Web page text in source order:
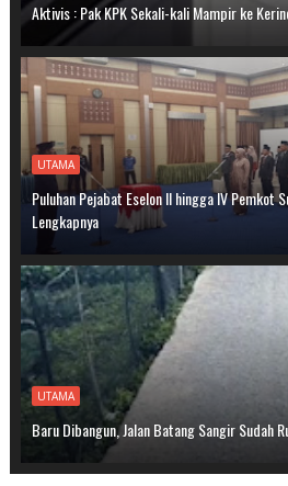
Aktivis : Pak KPK Sekali-kali Mampir ke
UTAMA
Puluhan Pejabat Eselon II hingga IV Pemkot
Lengkapnya
UTAMA
Baru Dibangun, Jalan Batang Sangir Sudah